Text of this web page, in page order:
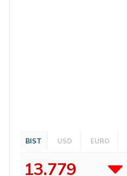
BIST USD EURO
13.779